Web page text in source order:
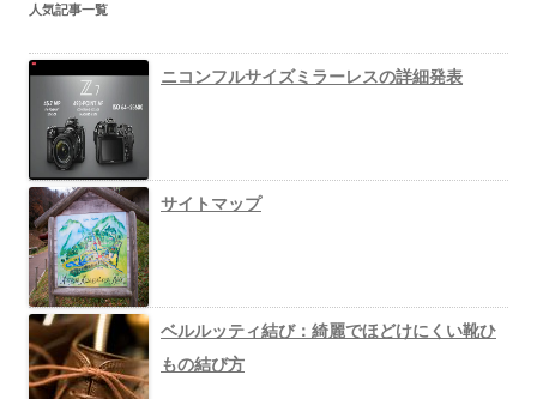
人気記事一覧
ニコンフルサイズミラーレスの詳細発表
サイトマップ
ベルルッティ結び：綺麗でほどけにくい靴ひ
もの結び方